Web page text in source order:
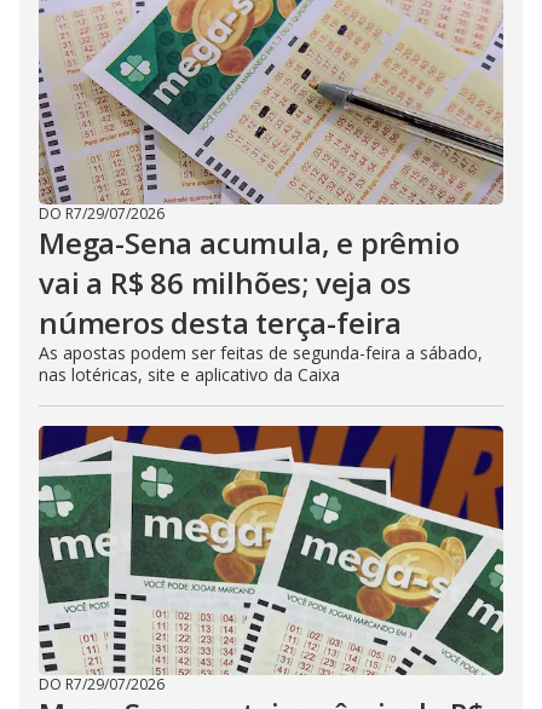
DO R7/29/07/2026
Mega-Sena acumula, e prêmio
vai a R$ 86 milhões; veja os
números desta terça-feira
As apostas podem ser feitas de segunda-feira a sábado,
nas lotéricas, site e aplicativo da Caixa
DO R7/29/07/2026